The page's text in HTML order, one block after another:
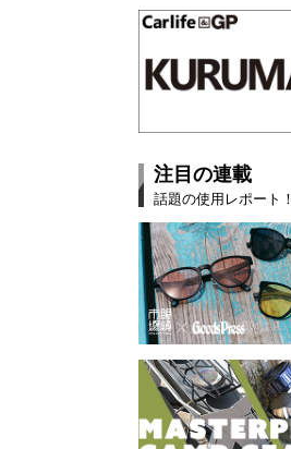
注目の連載
話題の使用レポート！